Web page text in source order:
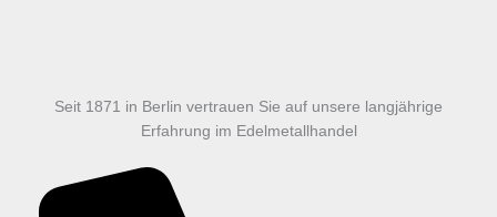
Seit 1871 in Berlin vertrauen Sie auf unsere langjährige
Erfahrung im Edelmetallhandel